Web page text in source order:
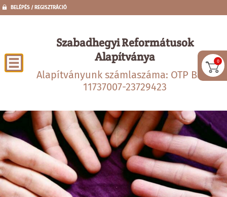
BELÉPÉS / REGISZTRÁCIÓ
0
Szabadhegyi Reformátusok
Alapítványa
Alapítványunk számlaszáma: OTP Bank
11737007-23729423